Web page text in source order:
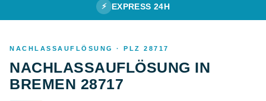
⚡ EXPRESS 24H
NACHLASSAUFLÖSUNG · PLZ 28717
NACHLASSAUFLÖSUNG IN
BREMEN 28717